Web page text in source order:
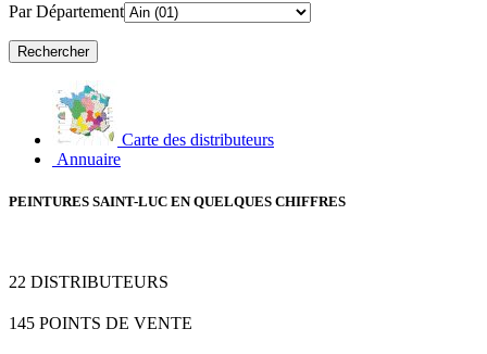
Par Département
Carte des distributeurs
Annuaire
PEINTURES SAINT-LUC EN QUELQUES CHIFFRES
22 DISTRIBUTEURS
145 POINTS DE VENTE